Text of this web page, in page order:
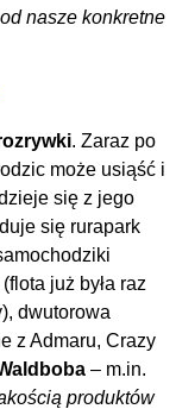
nasze konkretne
. Zaraz po
może usiąść i
się z jego
się rurapark
(flota już była raz
dwutorowa
z Admaru, Crazy
– m.in.
produktów